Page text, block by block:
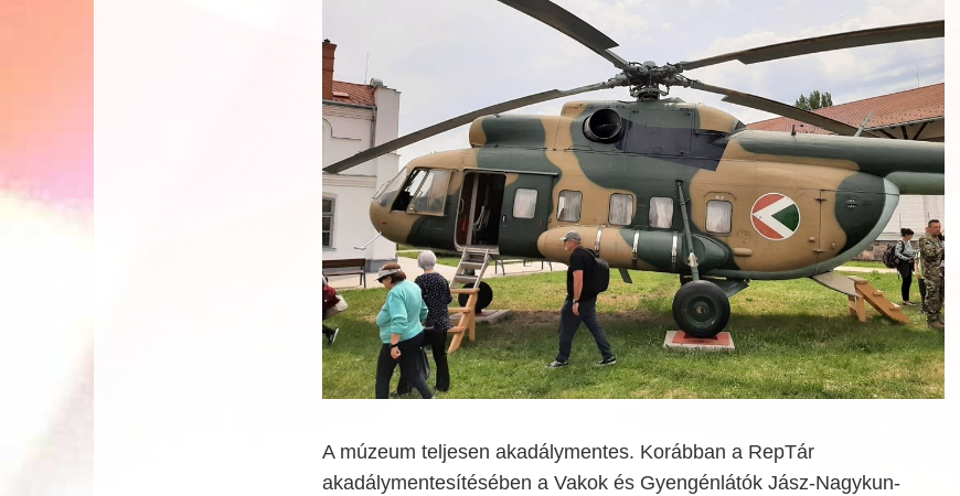
A múzeum teljesen akadálymentes. Korábban a RepTár
akadálymentesítésében a Vakok és Gyengénlátók Jász-Nagykun-